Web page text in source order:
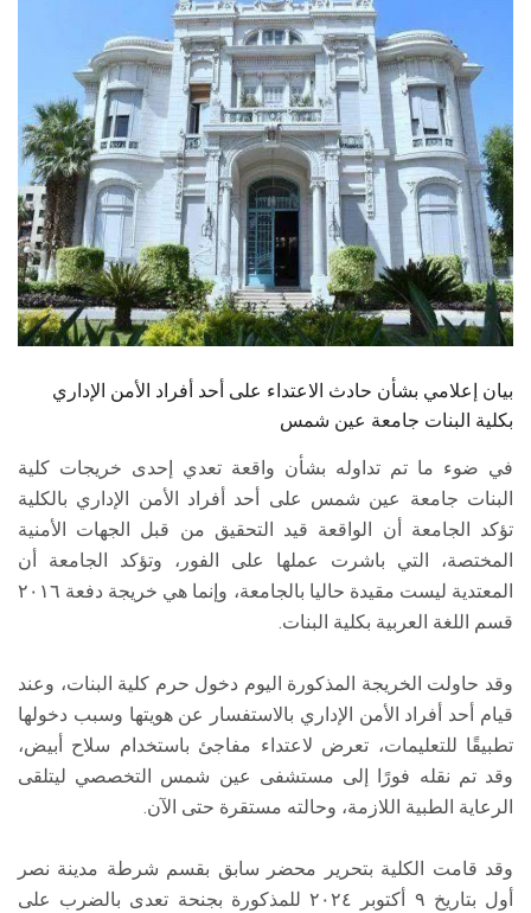
هيئة التدريس
الدراسات العليا
الخريجين
الموظفون
الزائـرون
سجل الان
بيان إعلامي بشأن حادث الاعتداء على أحد أفراد الأمن الإداري
بكلية البنات جامعة عين شمس
في ضوء ما تم تداوله بشأن واقعة تعدي إحدى خريجات كلية
البنات جامعة عين شمس على أحد أفراد الأمن الإداري بالكلية
تؤكد الجامعة أن الواقعة قيد التحقيق من قبل الجهات الأمنية
المختصة، التي باشرت عملها على الفور، وتؤكد الجامعة أن
المعتدية ليست مقيدة حاليا بالجامعة، وإنما هي خريجة دفعة ٢٠١٦
قسم اللغة العربية بكلية البنات.
وقد حاولت الخريجة المذكورة اليوم دخول حرم كلية البنات، وعند
قيام أحد أفراد الأمن الإداري بالاستفسار عن هويتها وسبب دخولها
تطبيقًا للتعليمات، تعرض لاعتداء مفاجئ باستخدام سلاح أبيض،
وقد تم نقله فورًا إلى مستشفى عين شمس التخصصي ليتلقى
الرعاية الطبية اللازمة، وحالته مستقرة حتى الآن.
وقد قامت الكلية بتحرير محضر سابق بقسم شرطة مدينة نصر
أول بتاريخ ٩ أكتوبر ٢٠٢٤ للمذكورة بجنحة تعدى بالضرب على